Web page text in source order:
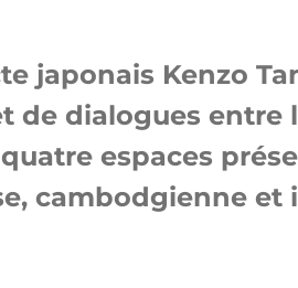
japonais Kenzo
de dialogues
espaces
cambodgienne et